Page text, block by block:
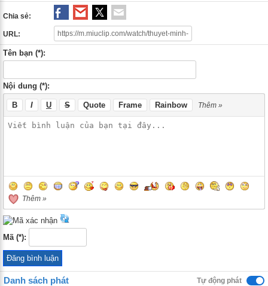
Chia sẻ:
URL:
Tên bạn (*):
Nội dung (*):
B I U S Quote Frame Rainbow Thêm »
Thêm »
Mã (*):
Danh sách phát Tự động phát